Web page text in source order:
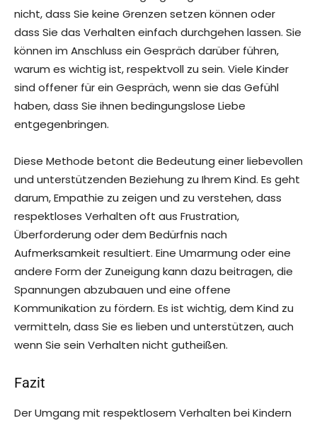
nicht, dass Sie keine Grenzen setzen können oder
dass Sie das Verhalten einfach durchgehen lassen. Sie
können im Anschluss ein Gespräch darüber führen,
warum es wichtig ist, respektvoll zu sein. Viele Kinder
sind offener für ein Gespräch, wenn sie das Gefühl
haben, dass Sie ihnen bedingungslose Liebe
entgegenbringen.
Diese Methode betont die Bedeutung einer liebevollen
und unterstützenden Beziehung zu Ihrem Kind. Es geht
darum, Empathie zu zeigen und zu verstehen, dass
respektloses Verhalten oft aus Frustration,
Überforderung oder dem Bedürfnis nach
Aufmerksamkeit resultiert. Eine Umarmung oder eine
andere Form der Zuneigung kann dazu beitragen, die
Spannungen abzubauen und eine offene
Kommunikation zu fördern. Es ist wichtig, dem Kind zu
vermitteln, dass Sie es lieben und unterstützen, auch
wenn Sie sein Verhalten nicht gutheißen.
Fazit
Der Umgang mit respektlosem Verhalten bei Kindern